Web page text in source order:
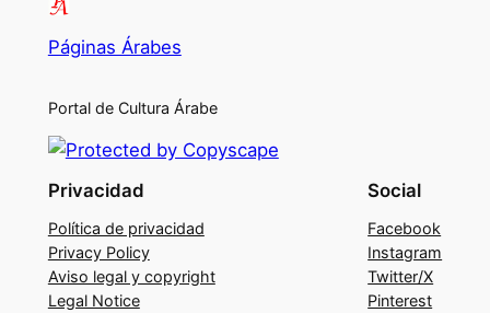
Páginas Árabes
Portal de Cultura Árabe
Privacidad
Política de privacidad
Privacy Policy
Aviso legal y copyright
Legal Notice
Social
Facebook
Instagram
Twitter/X
Pinterest